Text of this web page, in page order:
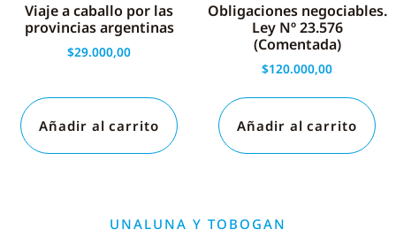
Viaje a caballo por las
provincias argentinas
$29.000,00
Añadir al carrito
Obligaciones negociables.
Ley Nº 23.576
(Comentada)
$120.000,00
Añadir al carrito
UNALUNA Y TOBOGAN